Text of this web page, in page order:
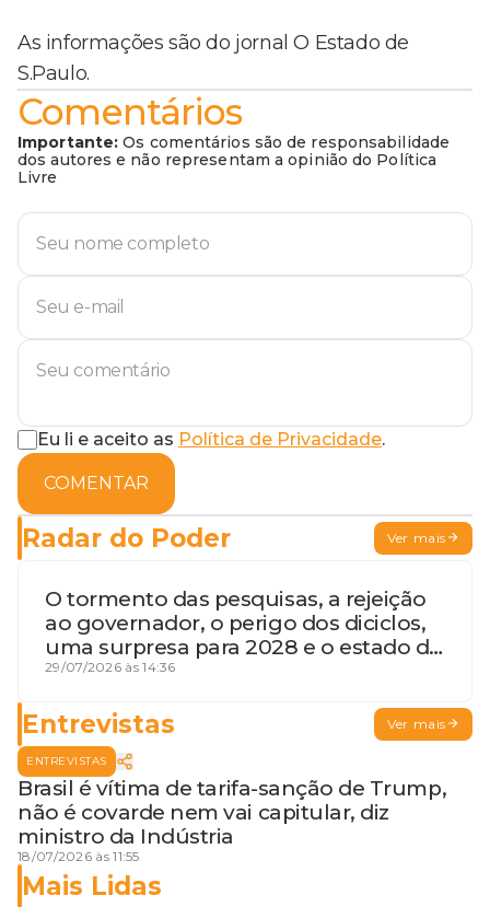
As informações são do jornal O Estado de
S.Paulo.
Comentários
Importante: Os comentários são de responsabilidade
dos autores e não representam a opinião do Política
Livre
Eu li e aceito as Política de Privacidade.
COMENTAR
Radar do Poder Ver mais
O tormento das pesquisas, a rejeição
ao governador, o perigo dos diciclos,
uma surpresa para 2028 e o estado de
terceira guerra mundial
29/07/2026 às 14:36
Entrevistas Ver mais
ENTREVISTAS
Brasil é vítima de tarifa-sanção de Trump,
não é covarde nem vai capitular, diz
ministro da Indústria
18/07/2026 às 11:55
Mais Lidas